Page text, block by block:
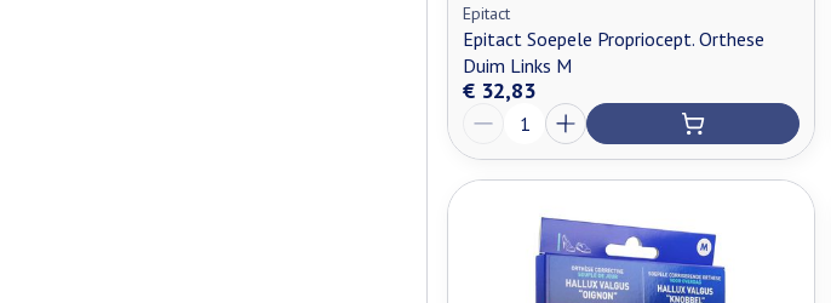
Epitact
Epitact Soepele Propriocept. Orthese
Duim Links M
€ 32,83